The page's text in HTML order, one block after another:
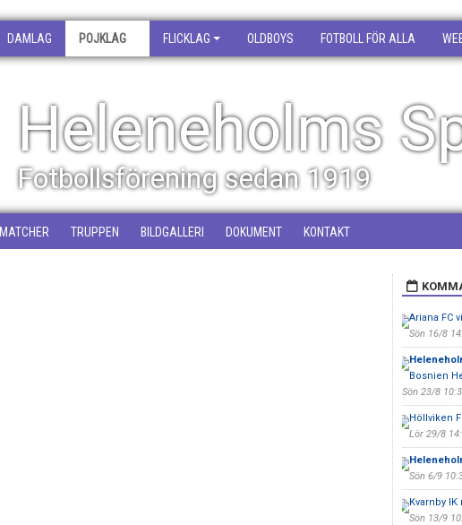
DAMLAG POJKLAG FLICKLAG OLDBOYS FOTBOLL FÖR ALLA
Heleneholms
Fotbollsförening sedan 1919
MATCHER TRUPPEN BILDGALLERI DOKUMENT KONTAKT
Ariana FC
Sön 16/8
Bosnien
Sön 23/8
Höllviken
Lör 29/8
Sön 6/9
Kvarnby IK
Sön 13/9